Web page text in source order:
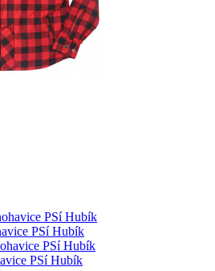
PSí Hubík
PSí Hubík